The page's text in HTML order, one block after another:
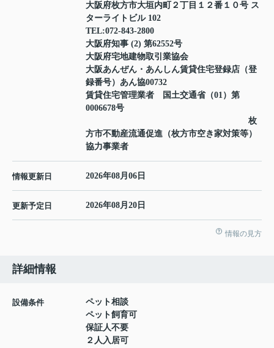
大阪府枚方市大垣内町２丁目１２番１０号 ス
ターライトビル 102
TEL:072-843-2800
大阪府知事 (2) 第62552号
大阪府宅地建物取引業協会
大阪あんぜん・あんしん賃貸住宅登録店（登
録番号）あん協00732
賃貸住宅管理業者 国土交通省（01）第
0006678号
枚
方市不動産流通促進（枚方市空き家対策等）
協力事業者
情報更新日 2026年08月06日
更新予定日 2026年08月20日
情報の見方
詳細情報
設備条件
ペット相談
ペット飼育可
保証人不要
２人入居可